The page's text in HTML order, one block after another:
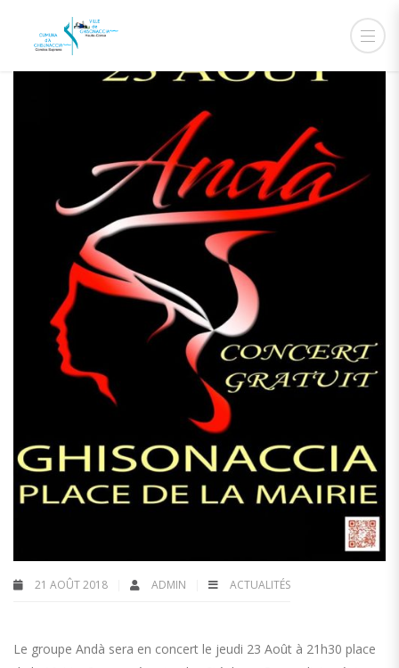
21 AOÛT 2018 ADMIN ACTUALITÉS
Le groupe Andà sera en concert le jeudi 23 Août à 21h30 place